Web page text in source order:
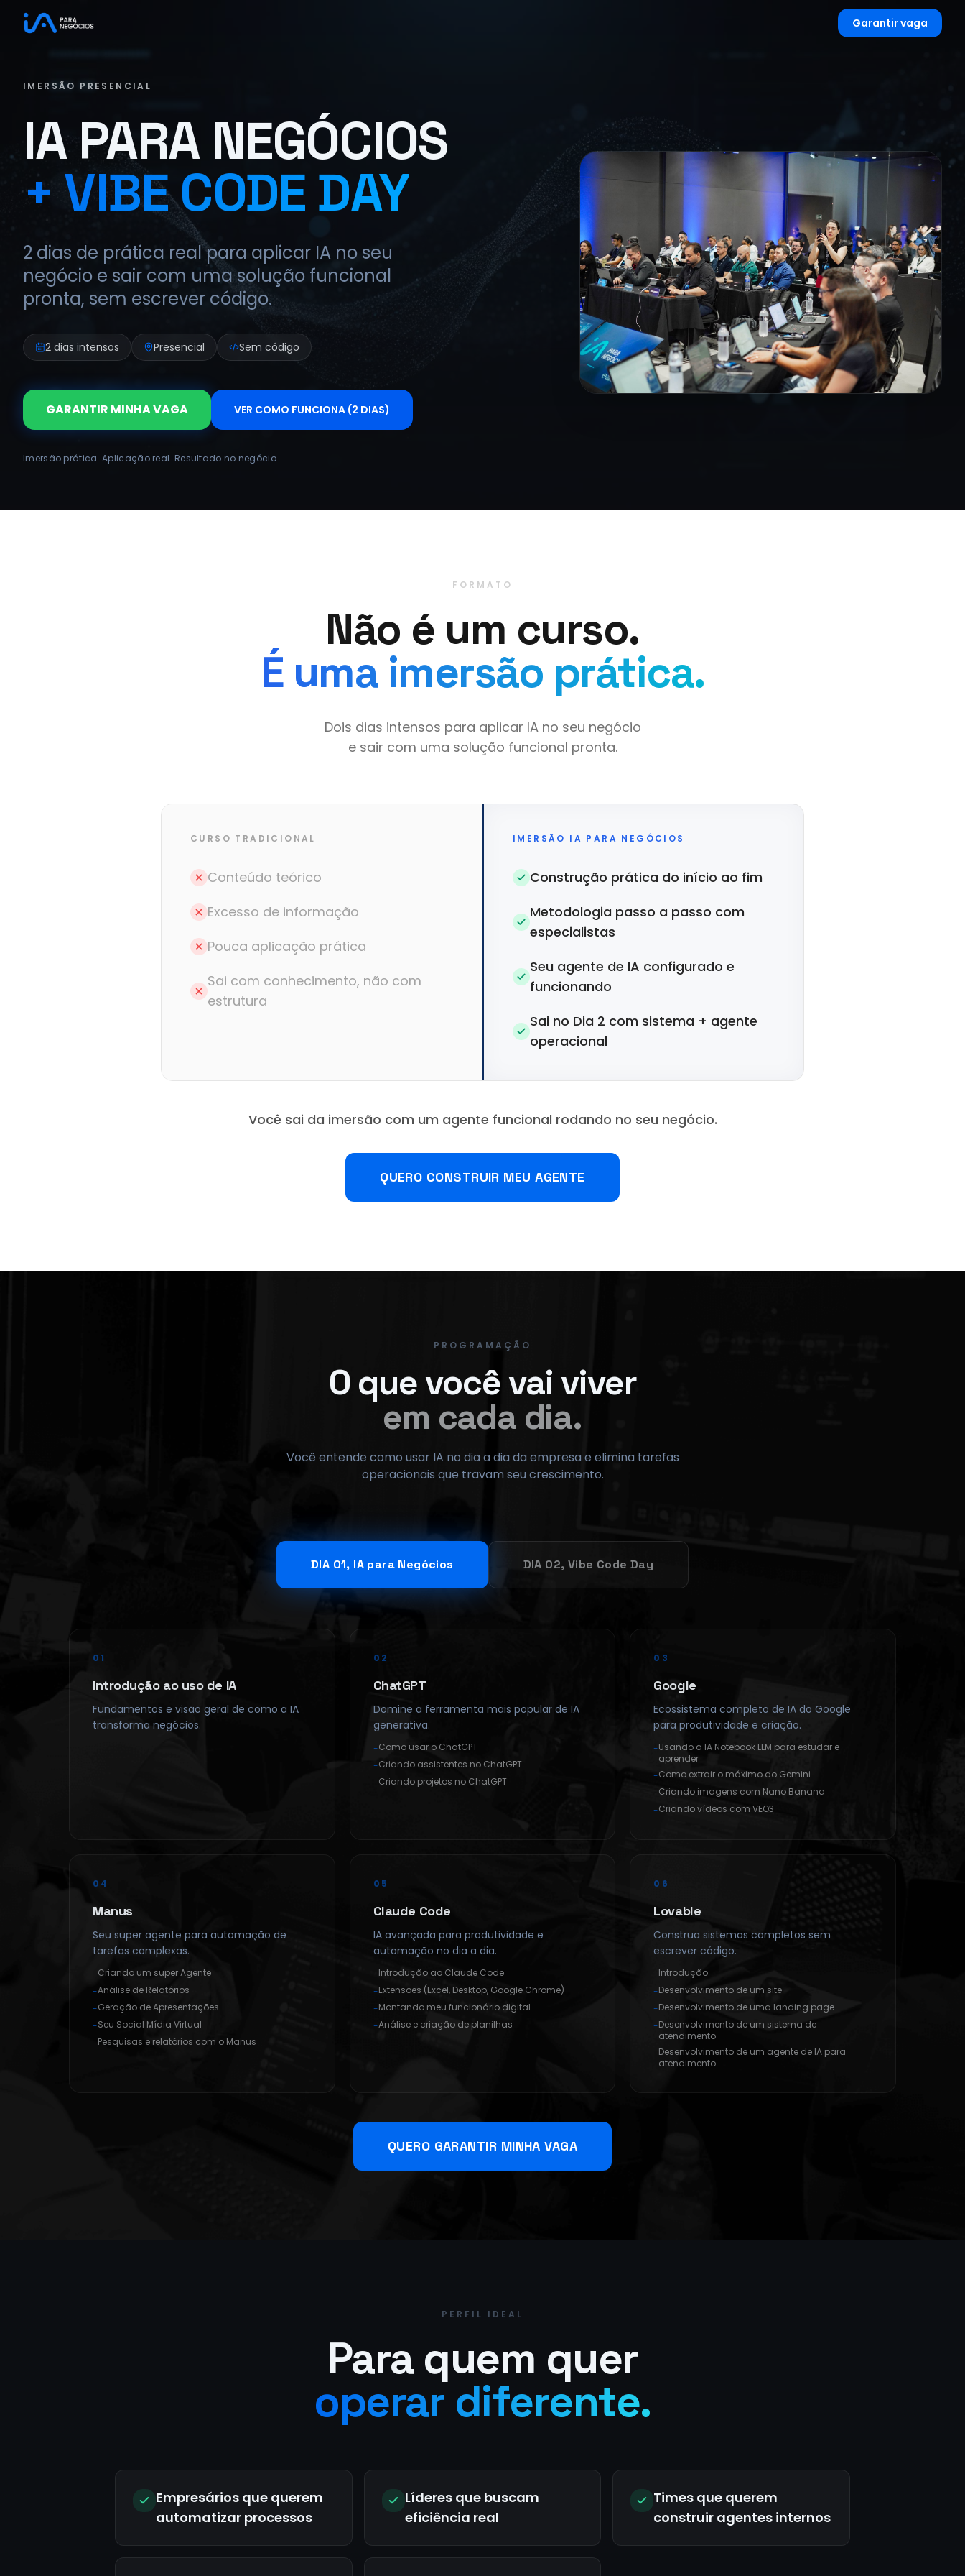
Garantir vaga
IMERSÃO PRESENCIAL
IA PARA NEGÓCIOS
+ VIBE CODE DAY
2 dias de prática real para aplicar IA no seu
negócio e sair com uma solução funcional
pronta, sem escrever código.
2 dias intensos Presencial Sem código
GARANTIR MINHA VAGA VER COMO FUNCIONA (2 DIAS)
Imersão prática. Aplicação real. Resultado no negócio.
FORMATO
Não é um curso.
É uma imersão prática.
Dois dias intensos para aplicar IA no seu negócio
e sair com uma solução funcional pronta.
CURSO TRADICIONAL
Conteúdo teórico
Excesso de informação
Pouca aplicação prática
Sai com conhecimento, não com
estrutura
IMERSÃO IA PARA NEGÓCIOS
Construção prática do início ao fim
Metodologia passo a passo com
especialistas
Seu agente de IA configurado e
funcionando
Sai no Dia 2 com sistema + agente
operacional
Você sai da imersão com um agente funcional rodando no seu negócio.
QUERO CONSTRUIR MEU AGENTE
PROGRAMAÇÃO
O que você vai viver
em cada dia.
Você entende como usar IA no dia a dia da empresa e elimina tarefas
operacionais que travam seu crescimento.
DIA 01, IA para Negócios DIA 02, Vibe Code Day
01
Introdução ao uso de IA
Fundamentos e visão geral de como a IA
transforma negócios.
02
ChatGPT
Domine a ferramenta mais popular de IA
generativa.
-Como usar o ChatGPT
-Criando assistentes no ChatGPT
-Criando projetos no ChatGPT
03
Google
Ecossistema completo de IA do Google
para produtividade e criação.
-Usando a IA Notebook LLM para estudar e
aprender
-Como extrair o máximo do Gemini
-Criando imagens com Nano Banana
-Criando vídeos com VEO3
04
Manus
Seu super agente para automação de
tarefas complexas.
-Criando um super Agente
-Análise de Relatórios
-Geração de Apresentações
-Seu Social Mídia Virtual
-Pesquisas e relatórios com o Manus
05
Claude Code
IA avançada para produtividade e
automação no dia a dia.
-Introdução ao Claude Code
-Extensões (Excel, Desktop, Google Chrome)
-Montando meu funcionário digital
-Análise e criação de planilhas
06
Lovable
Construa sistemas completos sem
escrever código.
-Introdução
-Desenvolvimento de um site
-Desenvolvimento de uma landing page
-Desenvolvimento de um sistema de
atendimento
-Desenvolvimento de um agente de IA para
atendimento
QUERO GARANTIR MINHA VAGA
PERFIL IDEAL
Para quem quer
operar diferente.
Empresários que querem
automatizar processos
Líderes que buscam
eficiência real
Times que querem
construir agentes internos